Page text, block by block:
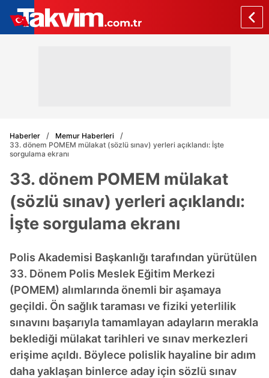
Haberler
Memur Haberleri
33. dönem POMEM mülakat (sözlü sınav) yerleri açıklandı: İşte
sorgulama ekranı
33. dönem POMEM mülakat
(sözlü sınav) yerleri açıklandı:
İşte sorgulama ekranı
Polis Akademisi Başkanlığı tarafından yürütülen
33. Dönem Polis Meslek Eğitim Merkezi
(POMEM) alımlarında önemli bir aşamaya
geçildi. Ön sağlık taraması ve fiziki yeterlilik
sınavını başarıyla tamamlayan adayların merakla
beklediği mülakat tarihleri ve sınav merkezleri
erişime açıldı. Böylece polislik hayaline bir adım
daha yaklaşan binlerce aday için sözlü sınav